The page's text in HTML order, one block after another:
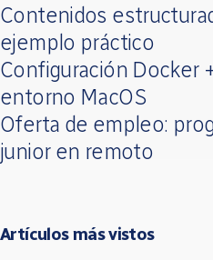
Contenidos
ejemplo práctico
Configuración Docker
entorno MacOS
Oferta de empleo:
junior en remoto
Artículos más vistos